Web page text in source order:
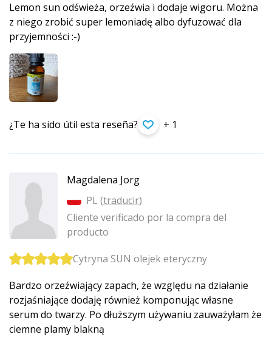
Lemon sun odświeża, orzeźwia i dodaje wigoru. Można
z niego zrobić super lemoniadę albo dyfuzować dla
przyjemności :-)
¿Te ha sido útil esta reseña? + 1
Magdalena Jorg
PL (traducir)
Cliente verificado por la compra del
producto
Cytryna SUN olejek eteryczny
Bardzo orzeźwiający zapach, że względu na działanie
rozjaśniające dodaję również komponując własne
serum do twarzy. Po dłuższym używaniu zauważyłam że
ciemne plamy blakną